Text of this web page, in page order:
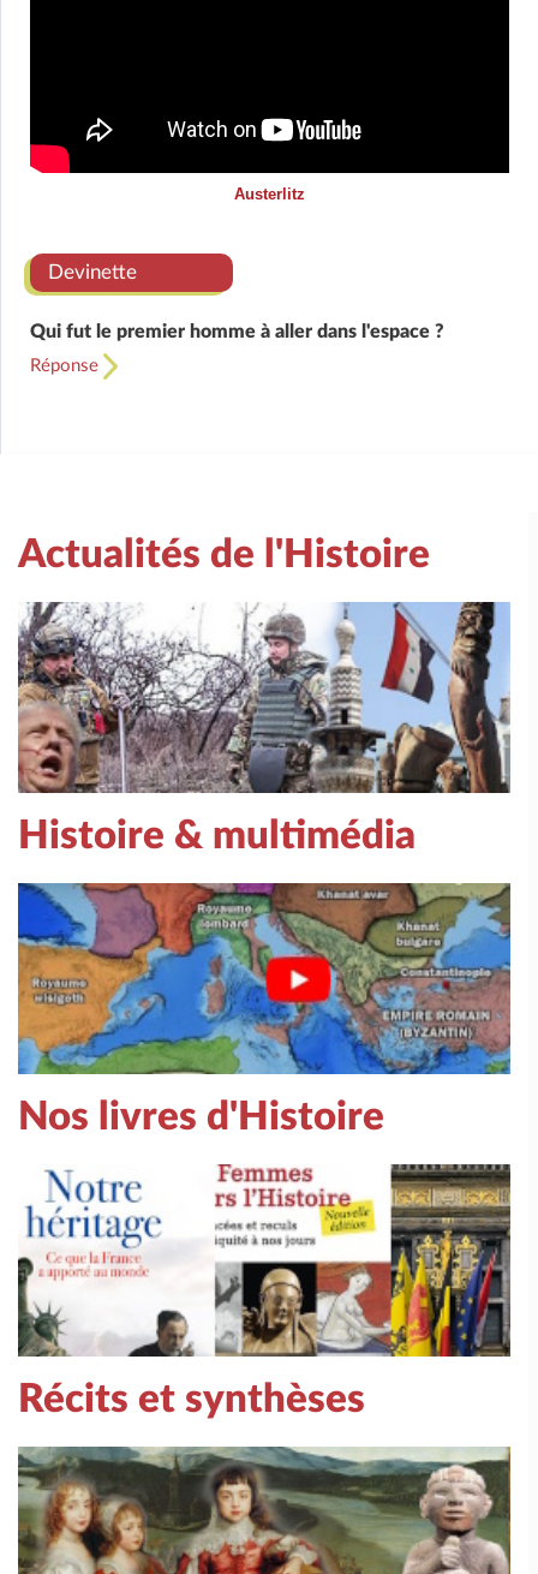
Austerlitz
Devinette
Qui fut le premier homme à aller dans l'espace ?
Réponse
Actualités de l'Histoire
Histoire & multimédia
Nos livres d'Histoire
Récits et synthèses